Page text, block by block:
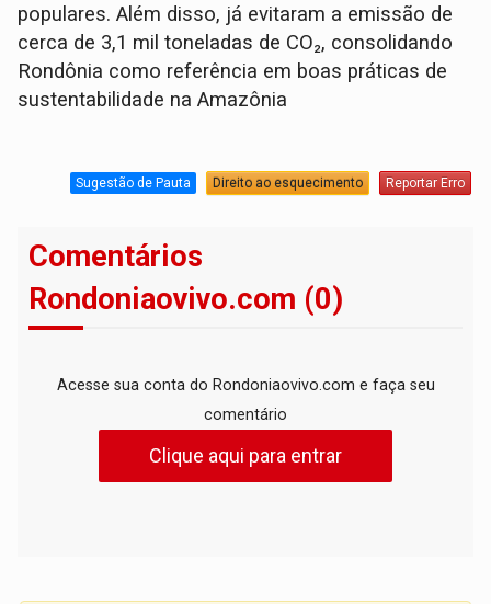
populares. Além disso, já evitaram a emissão de
cerca de 3,1 mil toneladas de CO₂, consolidando
Rondônia como referência em boas práticas de
sustentabilidade na Amazônia
Sugestão de Pauta Direito ao esquecimento Reportar Erro
Comentários
Rondoniaovivo.com (0)
Acesse sua conta do Rondoniaovivo.com e faça seu
comentário
Clique aqui para entrar